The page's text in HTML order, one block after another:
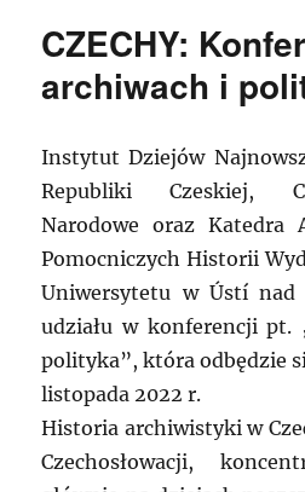
CZECHY:
archiwach i
Instytut Dziejów
Republiki Czeskiej,
Narodowe oraz Katedra
Pomocniczych Historii
Uniwersytetu w Ústí nad
udziału w konferencji pt.
polityka”, która odbędzie
listopada 2022 r.
Historia archiwistyki w
Czechosłowacji,